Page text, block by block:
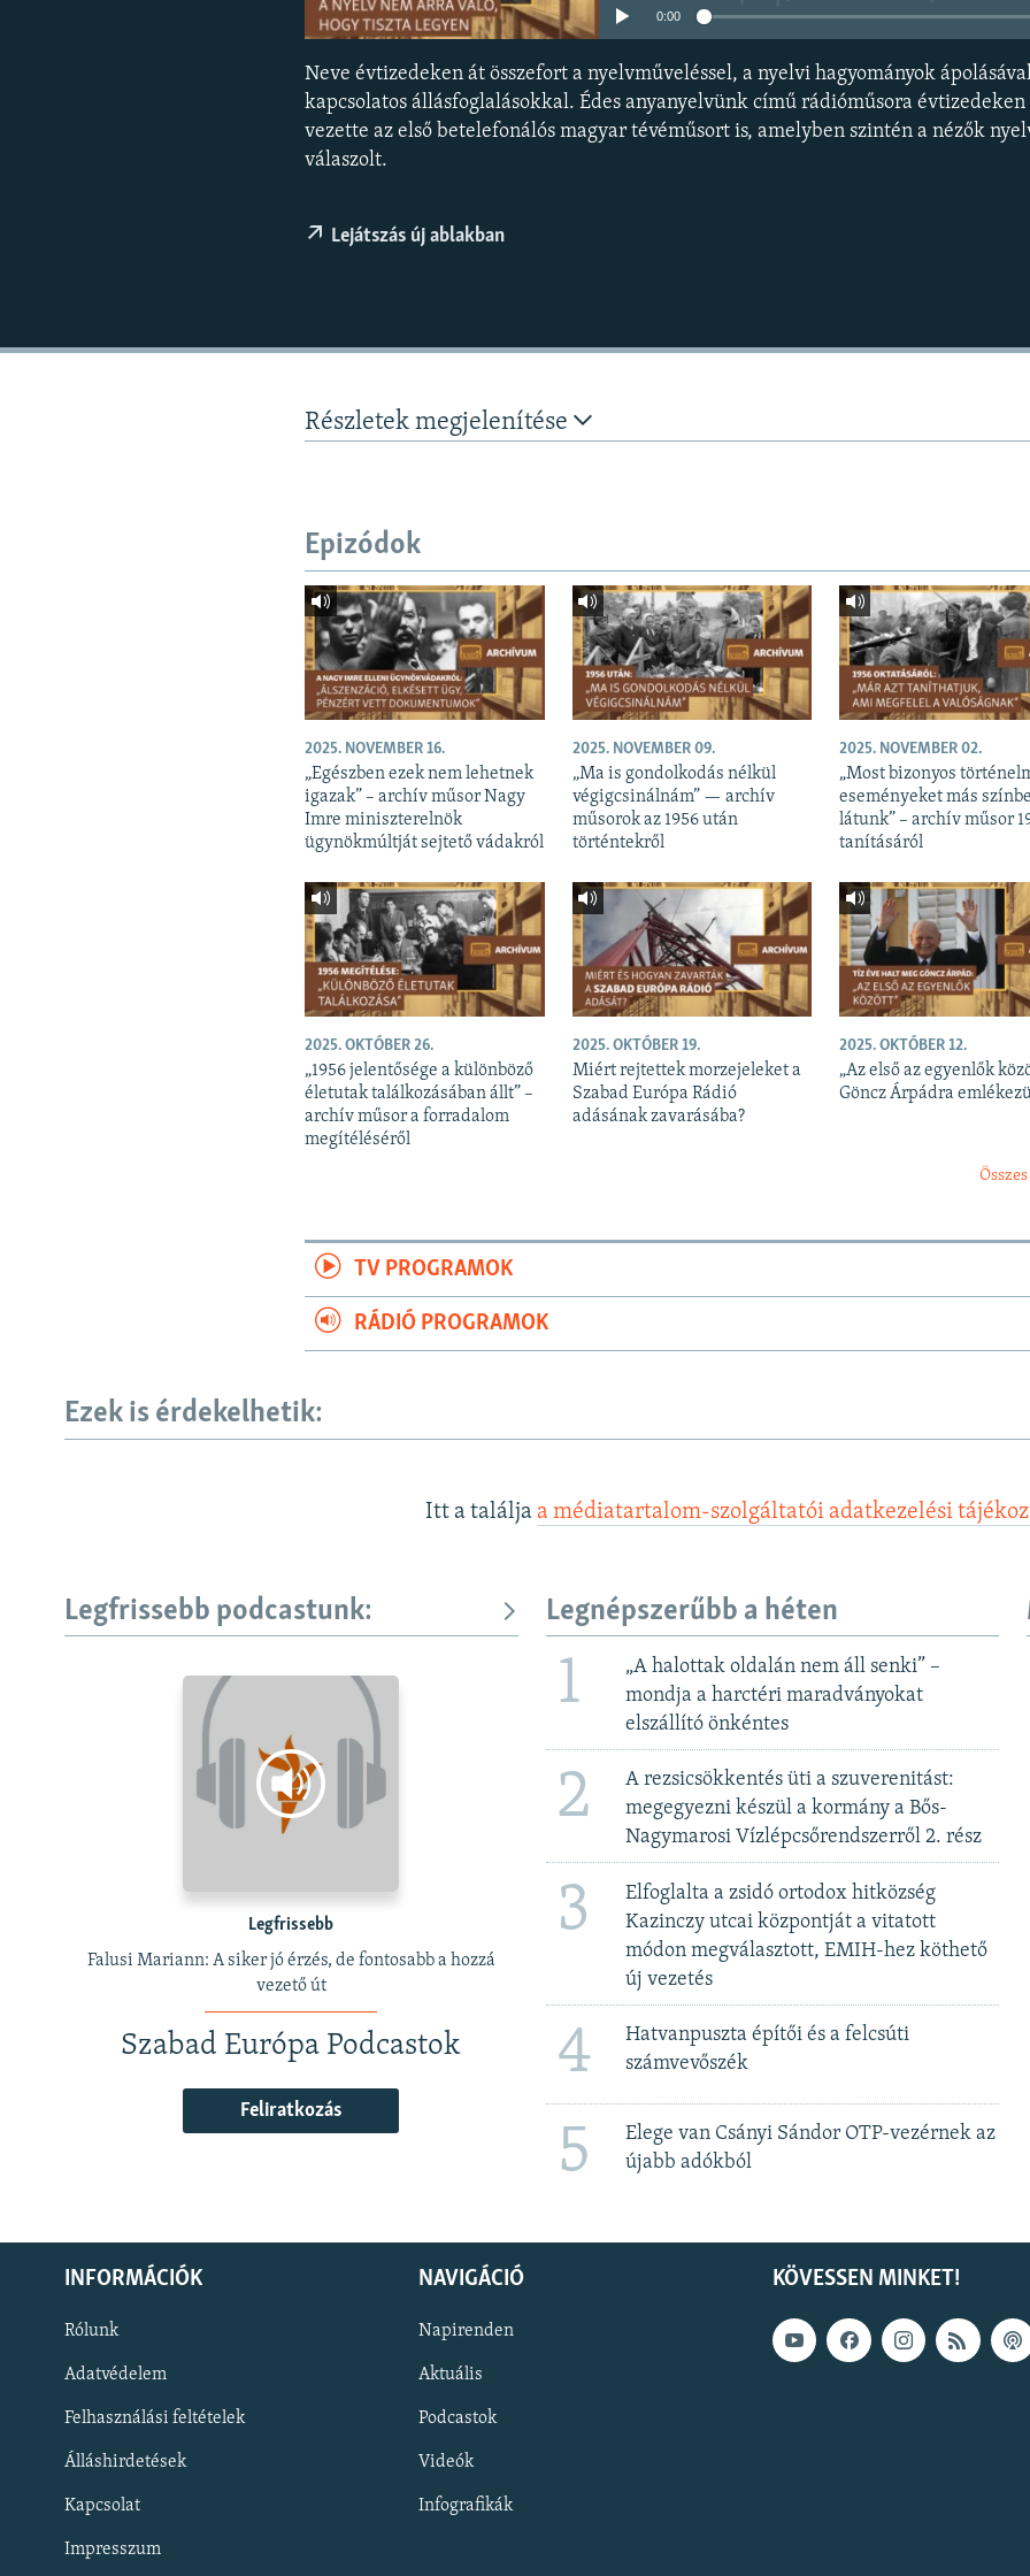
0:00
Neve évtizedeken át összefort a nyelvműveléssel, a nyelvi hagyományok
kapcsolatos állásfoglalásokkal. Édes anyanyelvünk című rádióműsora
vezette az első betelefonálós magyar tévéműsort is, amelyben szintén a nézők
válaszolt.
Lejátszás új ablakban
Részletek megjelenítése
Epizódok
2025. NOVEMBER 16.
„Egészben ezek nem lehetnek
igazak” – archív műsor Nagy
Imre miniszterelnök
ügynökmúltját sejtető vádakról
2025. NOVEMBER 09.
„Ma is gondolkodás nélkül
végigcsinálnám” — archív
műsorok az 1956 után
történtekről
2025. NOVEMBER 02.
„Most bizonyos
eseményeket más
látunk” – archív műsor
tanításáról
2025. OKTÓBER 26.
„1956 jelentősége a különböző
életutak találkozásában állt” –
archív műsor a forradalom
megítéléséről
2025. OKTÓBER 19.
Miért rejtettek morzejeleket a
Szabad Európa Rádió
adásának zavarásába?
2025. OKTÓBER 12.
„Az első az egyenlők
Göncz Árpádra
TV PROGRAMOK
RÁDIÓ PROGRAMOK
Ezek is érdekelhetik:
Itt a találja a médiatartalom-szolgáltatói adatkezelési
Legfrissebb podcastunk:
Legfrissebb
Falusi Mariann: A siker jó érzés, de fontosabb a hozzá
vezető út
Szabad Európa Podcastok
Feliratkozás
Legnépszerűbb a héten
1
„A halottak oldalán nem áll senki” –
mondja a harctéri maradványokat
elszállító önkéntes
2
A rezsicsökkentés üti a szuverenitást:
megegyezni készül a kormány a Bős-
Nagymarosi Vízlépcsőrendszerről 2. rész
3
Elfoglalta a zsidó ortodox hitközség
Kazinczy utcai központját a vitatott
módon megválasztott, EMIH-hez köthető
új vezetés
4
Hatvanpuszta építői és a felcsúti
számvevőszék
5
Elege van Csányi Sándor OTP-vezérnek az
újabb adókból
KÖVESSEN MINKET!
INFORMÁCIÓK
Rólunk
Adatvédelem
Felhasználási feltételek
Álláshirdetések
Kapcsolat
Impresszum
NAVIGÁCIÓ
Napirenden
Aktuális
Podcastok
Videók
Infografikák